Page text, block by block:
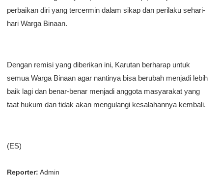
perbaikan diri yang tercermin dalam sikap dan perilaku sehari-
hari Warga Binaan.
Dengan remisi yang diberikan ini, Karutan berharap untuk
semua Warga Binaan agar nantinya bisa berubah menjadi lebih
baik lagi dan benar-benar menjadi anggota masyarakat yang
taat hukum dan tidak akan mengulangi kesalahannya kembali.
(ES)
Reporter: Admin